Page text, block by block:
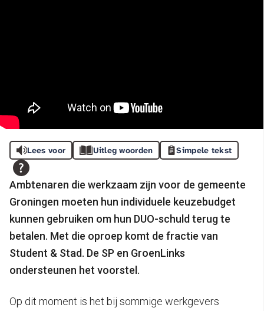
Lees voor Uitleg woorden Simpele tekst
Ambtenaren die werkzaam zijn voor de gemeente
Groningen moeten hun individuele keuzebudget
kunnen gebruiken om hun DUO-schuld terug te
betalen. Met die oproep komt de fractie van
Student & Stad. De SP en GroenLinks
ondersteunen het voorstel.
Op dit moment is het bij sommige werkgevers